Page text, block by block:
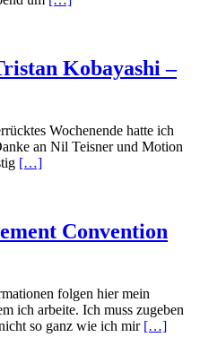
Kobayashi –
Wochenende hatte ich
an Nil Teisner und Motion
[…]
Convention
folgen hier mein
ich arbeite. Ich muss zugeben
so ganz wie ich mir […]